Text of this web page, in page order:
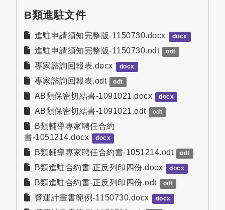
B類進駐文件
進駐申請須知完整版-1150730.docx docx
進駐申請須知完整版-1150730.odt odt
專家諮詢回報表.docx docx
專家諮詢回報表.odt odt
AB類保密切結書-1091021.docx docx
AB類保密切結書-1091021.odt odt
B類輔導專家聘任合約
書-1051214.docx
docx
B類輔導專家聘任合約書-1051214.odt odt
B類進駐合約書-正反列印四份.docx docx
B類進駐合約書-正反列印四份.odt odt
營運計畫書範例-1150730.docx docx